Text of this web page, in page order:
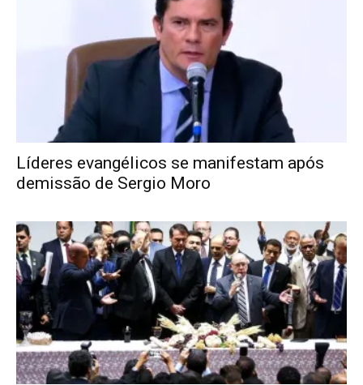
Líderes evangélicos se manifestam após
demissão de Sergio Moro